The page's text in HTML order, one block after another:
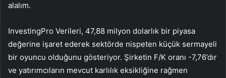
alalım.
InvestingPro Verileri, 47,88 milyon dolarlık bir piyasa
değerine işaret ederek sektörde nispeten küçük sermayeli
bir oyuncu olduğunu gösteriyor. Şirketin F/K oranı -7,76’dır
ve yatırımcıların mevcut karlılık eksikliğine rağmen